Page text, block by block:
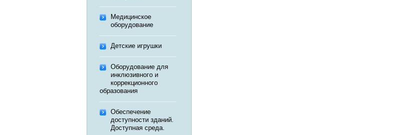
Медицинское
оборудование
Детские игрушки
Оборудование для
инклюзивного и
коррекционного
образования
Обеспечение
доступности зданий.
Доступная среда.